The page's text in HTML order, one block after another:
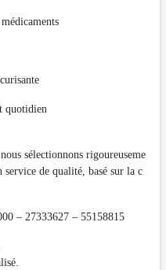
quotidien
sélectionnons rigoureuseme
de qualité, basé sur la c
– 27333627 – 55158815